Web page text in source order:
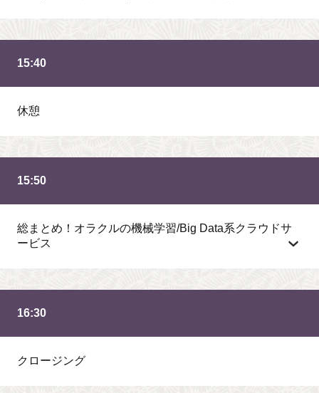
15:40
休憩
15:50
総まとめ！オラクルの機械学習/Big Data系クラウドサ
ービス
16:30
クロージング